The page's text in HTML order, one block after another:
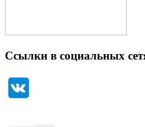
Ссылки в социальных